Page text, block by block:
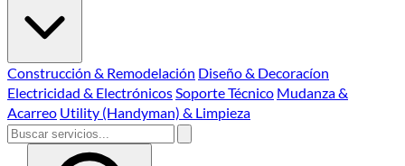
Construcción & Remodelación Diseño & Decoracíon
Electricidad & ElectrónicosSoporte Técnico Mudanza &
Acarreo Utility (Handyman) & Limpieza